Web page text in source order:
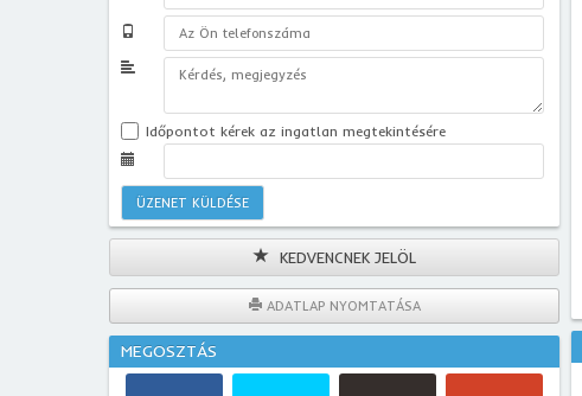
Időpontot kérek az ingatlan megtekintésére
KEDVENCNEK JELÖL
ADATLAP NYOMTATÁSA
MEGOSZTÁS